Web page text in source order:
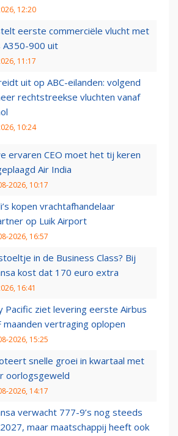
12:20
eerste commerciële vlucht met
A350-900 uit
11:17
uit op ABC-eilanden: volgend
rechtstreekse vluchten vanaf
10:24
ervaren CEO moet het tij keren
Air India
2026, 10:17
kopen vrachtafhandelaar
op Luik Airport
2026, 16:57
in de Business Class? Bij
kost dat 170 euro extra
16:41
Pacific ziet levering eerste Airbus
maanden vertraging oplopen
2026, 15:25
snelle groei in kwartaal met
oorlogsgeweld
2026, 14:17
verwacht 777-9’s nog steeds
maar maatschappij heeft ook